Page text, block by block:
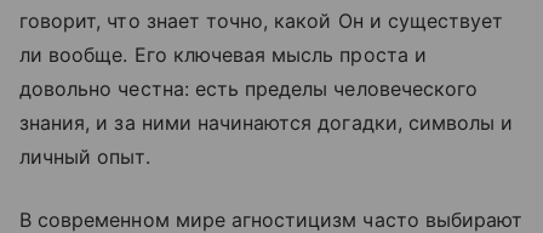
говорит, что знает точно, какой Он и существует
ли вообще. Его ключевая мысль проста и
довольно честна: есть пределы человеческого
знания, и за ними начинаются догадки, символы и
личный опыт.
В современном мире агностицизм часто выбирают